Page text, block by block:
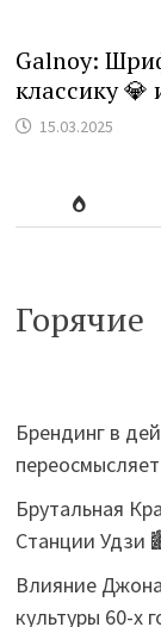
Galnoy:
классику 💎
15.03.2025
Горячие
Брендинг в
Брутальная
Станции
Влияние
культуры 60-х